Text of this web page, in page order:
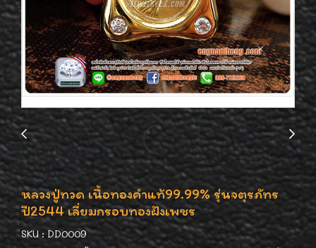
หลวงปู่ทวด เนื้อทองคำแท้99.99% รุ่นจตุรภัทร
ปี2544 เลี่ยมกรอบทองฝังเพชร
SKU : DD0009